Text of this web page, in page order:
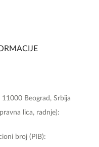
Beograd, Srbija
lica, radnje):
broj (PIB):
da
ali i za